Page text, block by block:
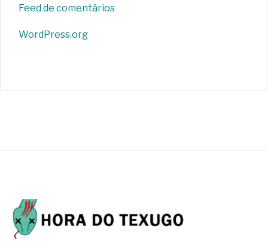
Feed de comentários
WordPress.org